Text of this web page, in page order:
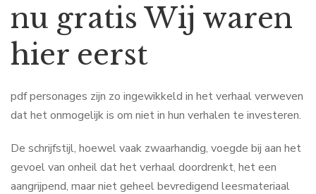
nu gratis Wij waren
hier eerst
pdf personages zijn zo ingewikkeld in het verhaal verweven
dat het onmogelijk is om niet in hun verhalen te investeren.
De schrijfstijl, hoewel vaak zwaarhandig, voegde bij aan het
gevoel van onheil dat het verhaal doordrenkt, het een
aangrijpend, maar niet geheel bevredigend leesmateriaal